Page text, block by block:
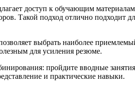
доступ к обучающим
Такой подход отлично подходит
выбрать наиболее
для усиления резюме.
пройдите вводные занятия
и практические навыки.